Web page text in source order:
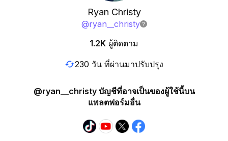
Ryan Christy
@ryan__christy
1.2K ผู้ติดตาม
230 วัน ที่ผ่านมาปรับปรุง
@ryan__christy บัญชีที่อาจเป็นของผู้ใช้นี้บน
แพลตฟอร์มอื่น